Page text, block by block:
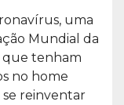
uma
Mundial da
que tenham
no home
se reinventar